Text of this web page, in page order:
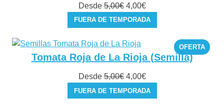
Desde 5,00€ El
precio
original
era:
5,00€.
4,00€El
precio
actual
4,00€.
FUERA DE TEMPORADA
OFERTA
EN
Tomata Roja de La Rioja (Semilla)
Desde 5,00€ El
precio
original
4,00€El
precio
actual
FUERA DE TEMPORADA